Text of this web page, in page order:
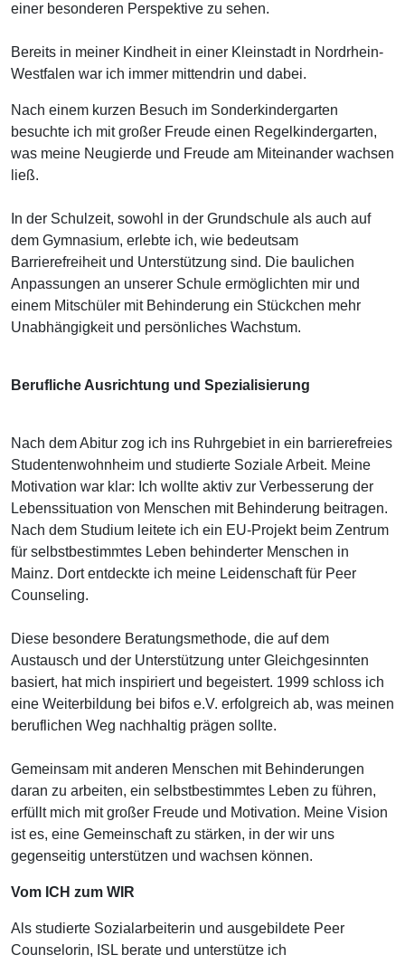
einer besonderen Perspektive zu sehen.
Bereits in meiner Kindheit in einer Kleinstadt in Nordrhein-
Westfalen war ich immer mittendrin und dabei.
Nach einem kurzen Besuch im Sonderkindergarten
besuchte ich mit großer Freude einen Regelkindergarten,
was meine Neugierde und Freude am Miteinander wachsen
ließ.
In der Schulzeit, sowohl in der Grundschule als auch auf
dem Gymnasium, erlebte ich, wie bedeutsam
Barrierefreiheit und Unterstützung sind. Die baulichen
Anpassungen an unserer Schule ermöglichten mir und
einem Mitschüler mit Behinderung ein Stückchen mehr
Unabhängigkeit und persönliches Wachstum.
Berufliche Ausrichtung und Spezialisierung
Nach dem Abitur zog ich ins Ruhrgebiet in ein barrierefreies
Studentenwohnheim und studierte Soziale Arbeit. Meine
Motivation war klar: Ich wollte aktiv zur Verbesserung der
Lebenssituation von Menschen mit Behinderung beitragen.
Nach dem Studium leitete ich ein EU-Projekt beim Zentrum
für selbstbestimmtes Leben behinderter Menschen in
Mainz. Dort entdeckte ich meine Leidenschaft für Peer
Counseling.
Diese besondere Beratungsmethode, die auf dem
Austausch und der Unterstützung unter Gleichgesinnten
basiert, hat mich inspiriert und begeistert. 1999 schloss ich
eine Weiterbildung bei bifos e.V. erfolgreich ab, was meinen
beruflichen Weg nachhaltig prägen sollte.
Gemeinsam mit anderen Menschen mit Behinderungen
daran zu arbeiten, ein selbstbestimmtes Leben zu führen,
erfüllt mich mit großer Freude und Motivation. Meine Vision
ist es, eine Gemeinschaft zu stärken, in der wir uns
gegenseitig unterstützen und wachsen können.
Vom ICH zum WIR
Als studierte Sozialarbeiterin und ausgebildete Peer
Counselorin, ISL berate und unterstütze ich